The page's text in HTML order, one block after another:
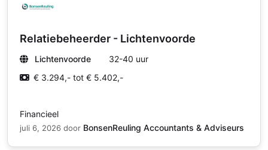
Relatiebeheerder - Lichtenvoorde
Lichtenvoorde
32-40 uur
€ 3.294,- tot € 5.402,-
Financieel
juli 6, 2026 door BonsenReuling Accountants & Adviseurs